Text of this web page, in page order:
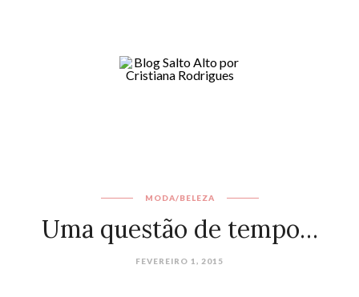
MODA/BELEZA
Uma questão de tempo…
FEVEREIRO 1, 2015